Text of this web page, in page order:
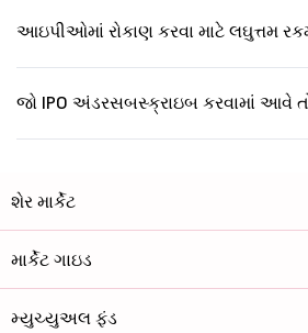
આઇપીઓમાં રોકાણ કરવા માટે લઘુત્તમ
જો IPO અંડરસબસ્ક્રાઇબ કરવામાં આવે
શેર માર્કેટ
માર્કેટ ગાઇડ
મ્યુચ્યુઅલ ફંડ